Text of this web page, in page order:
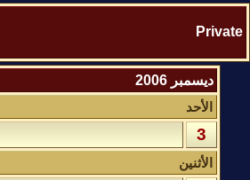
Private
ديسمبر 2006
الأحد
3
الأثنين